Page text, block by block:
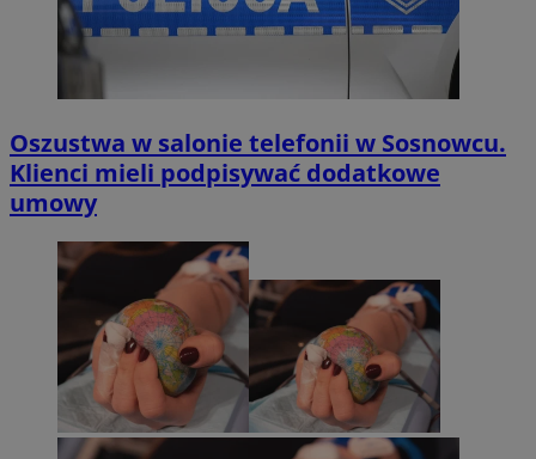
Oszustwa w salonie telefonii w Sosnowcu.
Klienci mieli podpisywać dodatkowe
umowy